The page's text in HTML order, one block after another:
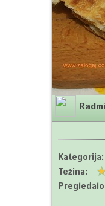
Kategorija:
Težina: